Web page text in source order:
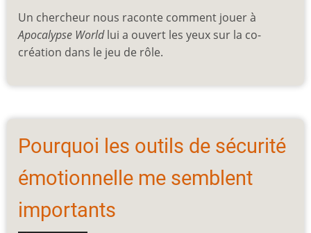
Un chercheur nous raconte comment jouer à
Apocalypse Worldlui a ouvert les yeux sur la co-
création dans le jeu de rôle.
Pourquoi les outils de sécurité
émotionnelle me semblent
importants